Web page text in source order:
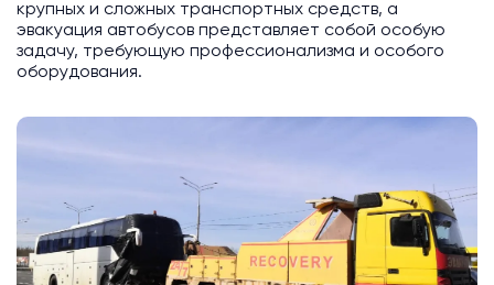
крупных и сложных транспортных средств, а
эвакуация автобусов представляет собой особую
задачу, требующую профессионализма и особого
оборудования.